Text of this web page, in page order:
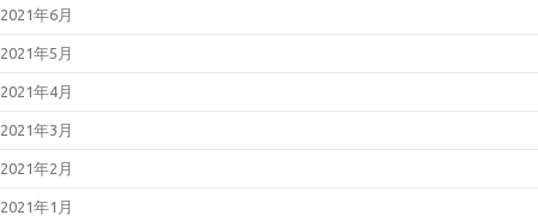
2021年6月
2021年5月
2021年4月
2021年3月
2021年2月
2021年1月